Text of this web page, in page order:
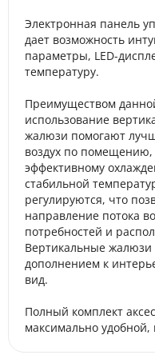
Электронная панель
дает возможность
параметры, LED-
температуру.
Преимуществом
использование
жалюзи помогают
воздух по помещению,
эффективному
стабильной
регулируются, что
направление потока
потребностей и
Вертикальные жалюзи
дополнением к
вид.
Полный комплект
максимально